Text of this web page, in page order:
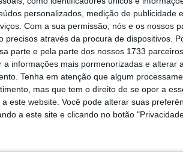
personalizados, medição de publicidade
Com a sua permissão, nós e os nossos
precisos através da procura de dispositivos.
parte e pela parte dos nossos 1733
a informações mais pormenorizadas e alterar
Tenha em atenção que algum
mas que tem o direito de se opor a
este website. Você pode alterar suas
a este site e clicando no botão
que tem 221 carregadores
perseguem uma população mais rica
Muitos bairros ricos da capital não
compradores de veículos